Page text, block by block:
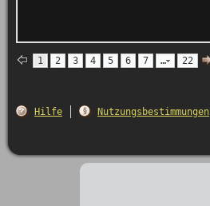
1 2 3 4 5 6 7 … 22
Hilfe Nutzungsbestimmungen